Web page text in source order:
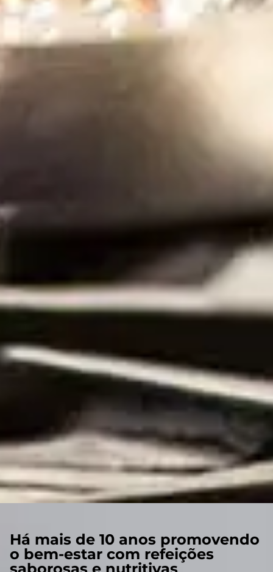
Há mais de 10 anos promovendo
o bem-estar com refeições